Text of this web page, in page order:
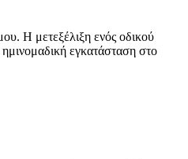
Η μετεξέλιξη ενός οδικού
εγκατάσταση στο